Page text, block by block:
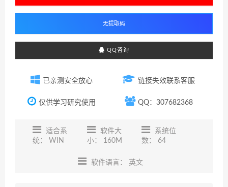
QQ咨询
已亲测安全放心
仅供学习研究使用
链接失效联系客服
QQ：307682368
适合系
统： WIN
软件大
小： 160M
系统位
数： 64
软件语言： 英文